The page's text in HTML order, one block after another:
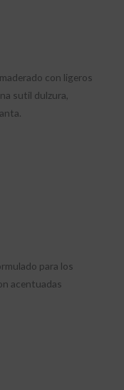
con ligeros
sutil dulzura,
para los
acentuadas